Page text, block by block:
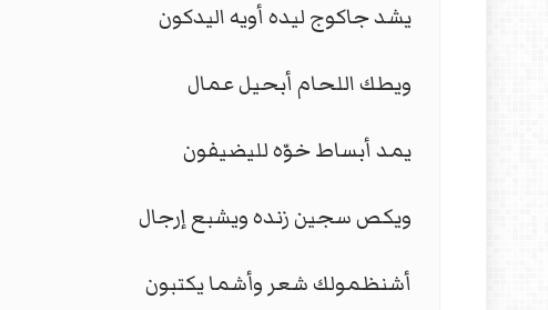
يشد جاكوج ليده أويه اليدكون
ويطك اللحام أبحيل عمال
يمد أبساط خوّه لليضيفون
ويكص سجين زنده ويشبع إرجال
أشنظمولك شعر وأشما يكتبون